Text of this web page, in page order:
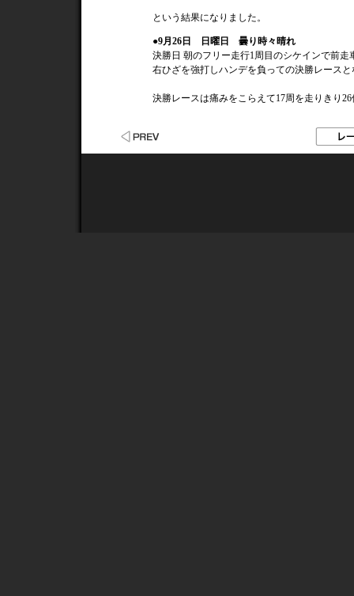
という結果になりました。
●9月26日 日曜日 曇り時々晴れ
決勝日 朝のフリー走行1周目のシケインで前
右ひざを強打しハンデを負っての決勝レース
決勝レースは痛みをこらえて17周を走りきり